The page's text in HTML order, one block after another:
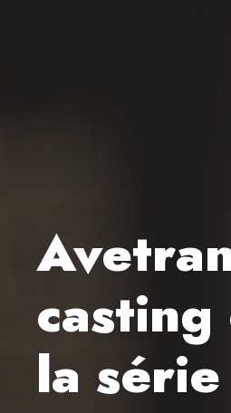
la